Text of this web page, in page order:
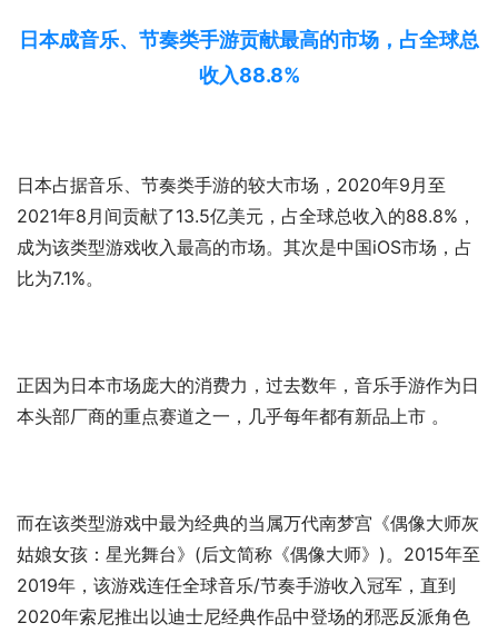
日本成音乐、节奏类手游贡献最高的市场，占全球总
收入88.8%
日本占据音乐、节奏类手游的较大市场，2020年9月至
2021年8月间贡献了13.5亿美元，占全球总收入的88.8%，
成为该类型游戏收入最高的市场。其次是中国iOS市场，占
比为7.1%。
正因为日本市场庞大的消费力，过去数年，音乐手游作为日
本头部厂商的重点赛道之一，几乎每年都有新品上市 。
而在该类型游戏中最为经典的当属万代南梦宫《偶像大师灰
姑娘女孩：星光舞台》(后文简称《偶像大师》)。2015年至
2019年，该游戏连任全球音乐/节奏手游收入冠军，直到
2020年索尼推出以迪士尼经典作品中登场的邪恶反派角色